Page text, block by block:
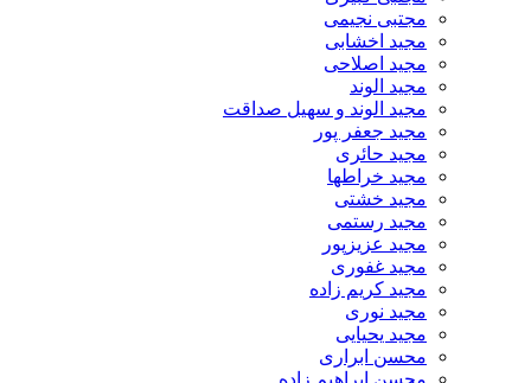
مجتبی نجیمی
مجید اخشابی
مجید اصلاحی
مجید الوند‎
مجید الوند و سهیل صداقت
مجید جعفر پور
مجید حائری
مجید خراطها
مجید خشتی
مجید رستمی
مجید عزیزپور
مجید غفوری
مجید کریم زاده
مجید نوری
مجید یحیایی
محسن ابراری
محسن ابراهیم زاده